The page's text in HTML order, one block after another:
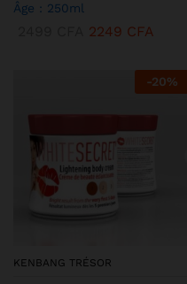
Âge : 250ml
2249 CFA
-20%
KENBANG TRÉSOR